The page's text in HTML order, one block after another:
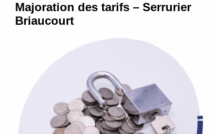
Majoration des tarifs – Serrurier
Briaucourt